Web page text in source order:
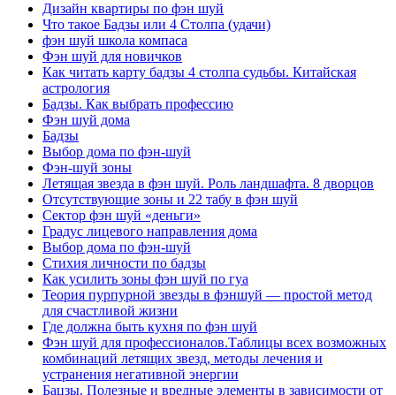
Дизайн квартиры по фэн шуй
Что такое Бадзы или 4 Столпа (удачи)
фэн шуй школа компаса
Фэн шуй для новичков
Как читать карту бадзы 4 столпа судьбы. Китайская
астрология
Бадзы. Как выбрать профессию
Фэн шуй дома
Бадзы
Выбор дома по фэн-шуй
Фэн-шуй зоны
Летящая звезда в фэн шуй. Роль ландшафта. 8 дворцов
Отсутствующие зоны и 22 табу в фэн шуй
Сектор фэн шуй «деньги»
Градус лицевого направления дома
Выбор дома по фэн-шуй
Стихия личности по бадзы
Как усилить зоны фэн шуй по гуа
Теория пурпурной звезды в фэншуй — простой метод
для счастливой жизни
Где должна быть кухня по фэн шуй
Фэн шуй для профессионалов.Таблицы всех возможных
комбинаций летящих звезд, методы лечения и
устранения негативной энергии
Бацзы. Полезные и вредные элементы в зависимости от